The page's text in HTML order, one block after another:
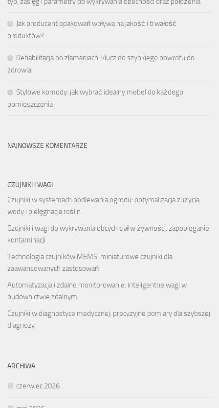
Jak producent opakowań wpływa na jakość i trwałość
produktów?
Rehabilitacja po złamaniach: klucz do szybkiego powrotu do
zdrowia
Stylowe komody: jak wybrać idealny mebel do każdego
pomieszczenia
NAJNOWSZE KOMENTARZE
CZUJNIKI I WAGI
Czujniki w systemach podlewania ogrodu: optymalizacja zużycia
wody i pielęgnacja roślin
Czujniki i wagi do wykrywania obcych ciał w żywności: zapobieganie
kontaminacji
Technologia czujników MEMS: miniaturowe czujniki dla
zaawansowanych zastosowań
Automatyzacja i zdalne monitorowanie: inteligentne wagi w
budownictwie zdalnym
Czujniki w diagnostyce medycznej: precyzyjne pomiary dla szybszej
diagnozy
ARCHIWA
czerwiec 2026